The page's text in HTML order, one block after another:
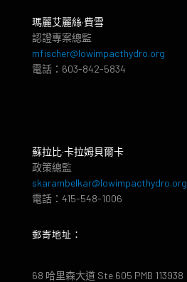
瑪麗艾麗絲·費雪
認證專案總監
mfischer@lowimpacthydro.org
電話：603-842-5834
蘇拉比·卡拉姆貝爾卡
政策總監
skarambelkar@lowimpacthydro.org
電話：415-548-1006
郵寄地址：
68 哈里森大道 Ste 605 PMB 113938